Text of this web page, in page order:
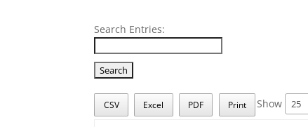
Search Entries:
CSV Excel PDF Print Show